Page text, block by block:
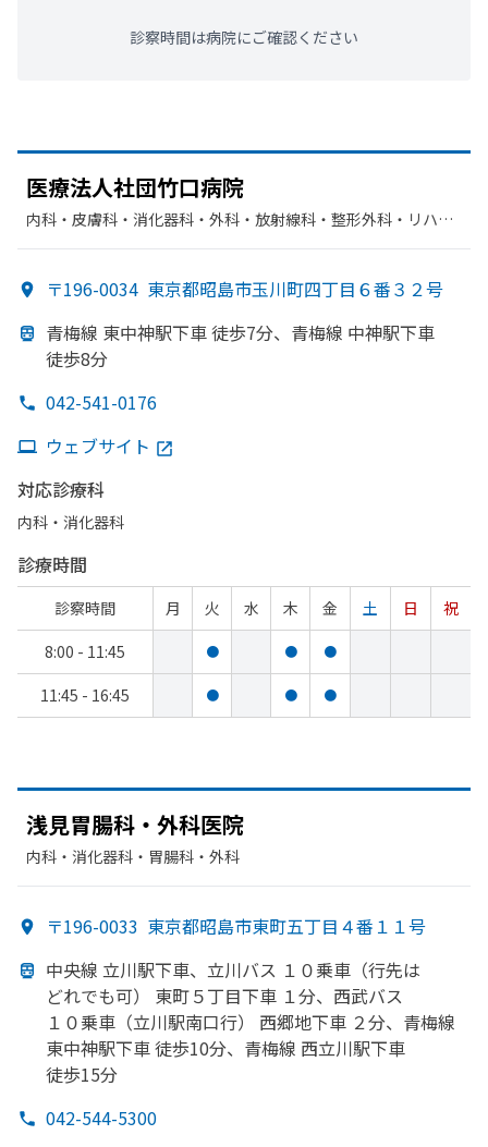
診察時間は病院にご確認ください
医療法人社団竹口病院
内科・​皮膚科・​消化器科・​外科・​放射線科・​整形外科・​リハビ
〒196-0034 東京都昭島市玉川町四丁目６番３２号
青梅線 東中神駅下車 徒歩7分、 青梅線 中神駅下車
徒歩8分
042-541-0176
ウェブサイト
対応診療科
内科・​消化器科
診療時間
診察時間 月 火 水 木 金 土 日
祝
8:00 - 11:45
● ● ●
11:45 - 16:45 ● ● ●
浅見胃腸科・外科医院
内科・​消化器科・​胃腸科・​外科
〒196-0033 東京都昭島市東町五丁目４番１１号
中央線 立川駅下車、 立川バス １０乗車 （行先は
どれでも可） 東町５丁目下車 １分、 西武バス
１０乗車 （立川駅南口行） 西郷地下車 ２分、 青梅線
東中神駅下車 徒歩10分、 青梅線 西立川駅下車
徒歩15分
042-544-5300